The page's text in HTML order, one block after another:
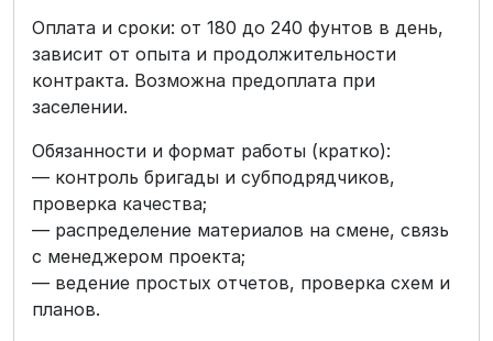
Оплата и сроки: от 180 до 240 фунтов в день,
зависит от опыта и продолжительности
контракта. Возможна предоплата при
заселении.
Обязанности и формат работы (кратко):
— контроль бригады и субподрядчиков,
проверка качества;
— распределение материалов на смене, связь
с менеджером проекта;
— ведение простых отчетов, проверка схем и
планов.